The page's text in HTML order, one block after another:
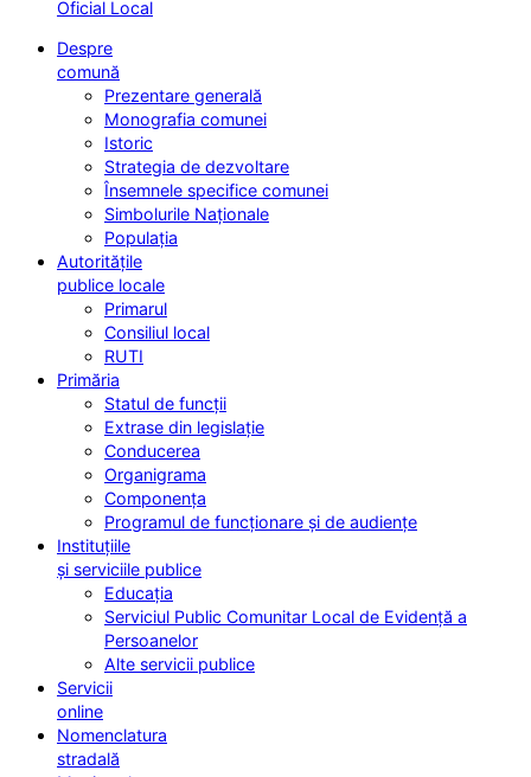
Oficial Local
Despre
comună
Prezentare generală
Monografia comunei
Istoric
Strategia de dezvoltare
Însemnele specifice comunei
Simbolurile Naționale
Populația
Autoritățile
publice locale
Primarul
Consiliul local
RUTI
Primăria
Statul de funcții
Extrase din legislație
Conducerea
Organigrama
Componența
Programul de funcționare și de audiențe
Instituțiile
și serviciile publice
Educația
Serviciul Public Comunitar Local de Evidență a
Persoanelor
Alte servicii publice
Servicii
online
Nomenclatura
stradală